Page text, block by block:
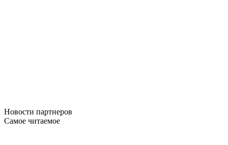
Новости партнеров
Самое читаемое